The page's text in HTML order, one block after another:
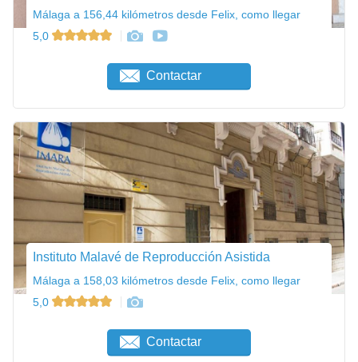
Málaga a 156,44 kilómetros desde Felix, como llegar
5,0
Contactar
Instituto Malavé de Reproducción Asistida
Málaga a 158,03 kilómetros desde Felix, como llegar
5,0
Contactar